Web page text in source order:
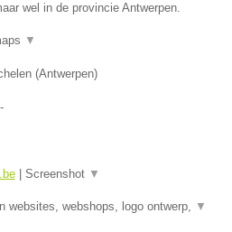
wel in de provincie Antwerpen.
▼
(Antwerpen)
-
| Screenshot ▼
websites, webshops, logo ontwerp, ▼